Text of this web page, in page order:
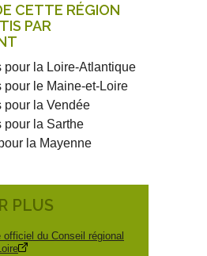
CETTE RÉGION
PAR
pour la Loire-Atlantique
pour le Maine-et-Loire
pour la Vendée
pour la Sarthe
la Mayenne
PLUS
du Conseil régional